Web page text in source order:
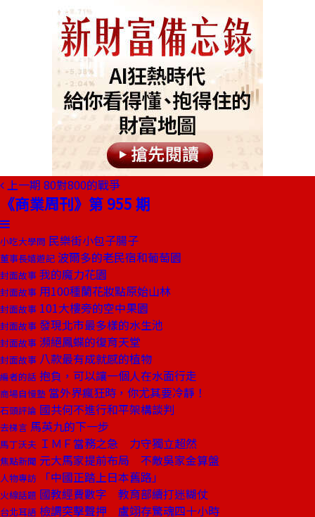
上一期 80對800的戰爭
《商業周刊》第 955 期
小吃大學問 民樂街小包子腸子
董事長嬉遊記 波爾多的老民宿和葡萄園
封面故事 我的魔力花園
封面故事 用100種蘭花妝點原始山林
封面故事 101大樓旁的空中果園
封面故事 發現北市最多樣的水生池
封面故事 瀕絕鳳蝶的復育天堂
封面故事 八款最有成就感的植物
編者的話 抱負，可以讓一個人在水面行走
商場自慢塾 當外界瘋狂時，你尤其要冷靜！
石頭評論 國共何不進行和平架構談判
去梯言 馬英九的下一步
馬丁沃夫 ＩＭＦ當務之急 力守獨立超然
焦點新聞 元大馬家提前布局 不敵吳家金算盤
人物專訪 「中國正踏上日本舊路」
火線話題 國教經費數字 教育部續打迷糊仗
台北耳語 檢調突擊聲押 盧翊存驚魂四十小時